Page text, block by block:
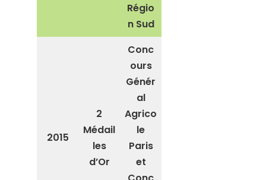
Régio
n Sud
2015
2
Médail
les
d’Or
Conc
ours
Génér
al
Agrico
le
Paris
et